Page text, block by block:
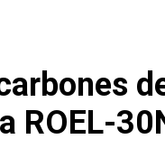
ROEL-